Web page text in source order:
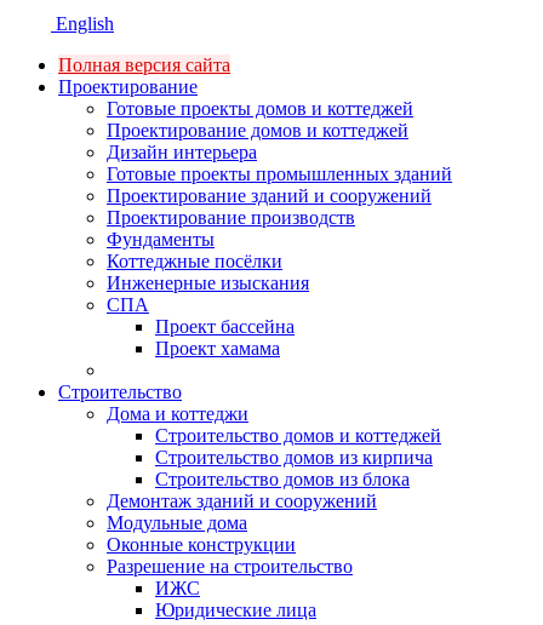
English
Полная версия сайта
Проектирование
Готовые проекты домов и коттеджей
Проектирование домов и коттеджей
Дизайн интерьера
Готовые проекты промышленных зданий
Проектирование зданий и сооружений
Проектирование производств
Фундаменты
Коттеджные посёлки
Инженерные изыскания
СПА
Проект бассейна
Проект хамама
Строительство
Дома и коттеджи
Строительство домов и коттеджей
Строительство домов из кирпича
Строительство домов из блока
Демонтаж зданий и сооружений
Модульные дома
Оконные конструкции
Разрешение на строительство
ИЖС
Юридические лица